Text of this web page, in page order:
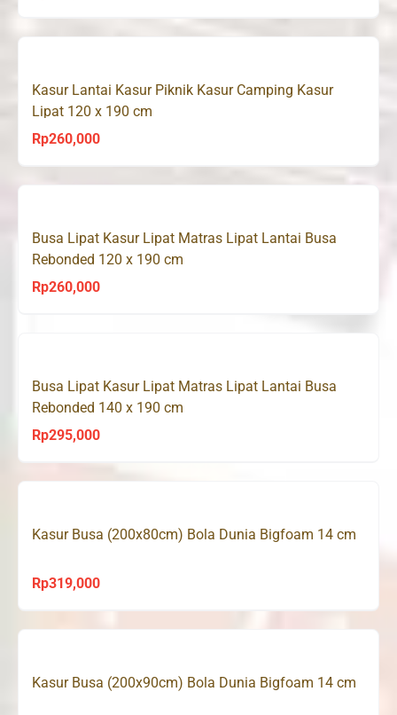
Kasur Lantai Kasur Piknik Kasur Camping Kasur
Lipat 120 x 190 cm
Rp260,000
Busa Lipat Kasur Lipat Matras Lipat Lantai Busa
Rebonded 120 x 190 cm
Rp260,000
Busa Lipat Kasur Lipat Matras Lipat Lantai Busa
Rebonded 140 x 190 cm
Rp295,000
Kasur Busa (200x80cm) Bola Dunia Bigfoam 14 cm
Rp319,000
Kasur Busa (200x90cm) Bola Dunia Bigfoam 14 cm